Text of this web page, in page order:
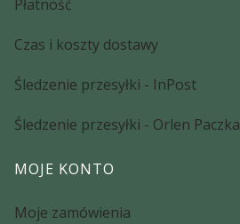
Płatność
Czas i koszty dostawy
Śledzenie przesyłki - InPost
Śledzenie przesyłki - Orlen Paczka
MOJE KONTO
Moje zamówienia